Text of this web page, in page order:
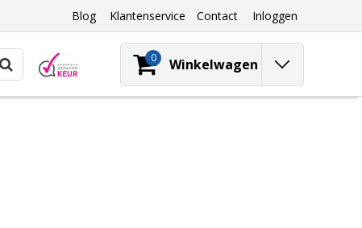
Blog Klantenservice Contact Inloggen
0 Winkelwagen